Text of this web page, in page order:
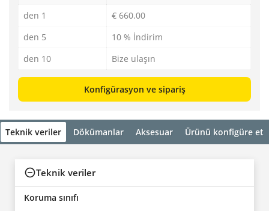
den 1
€ 660.00
den 5
10 % İndirim
den 10
Bize ulaşın
Konfigürasyon ve sipariş
Teknik veriler Dökümanlar Aksesuar Ürünü konfigüre et
Teknik veriler
Koruma sınıfı